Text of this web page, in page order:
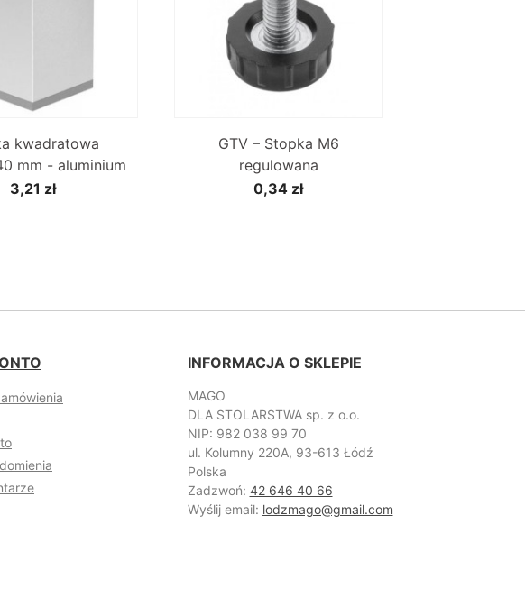
kwadratowa
mm - aluminium
3,21 zł
GTV – Stopka M6
regulowana
0,34 zł
INFORMACJA O SKLEPIE
MAGO
DLA STOLARSTWA sp. z o.o.
NIP: 982 038 99 70
ul. Kolumny 220A, 93-613 Łódź
Polska
Zadzwoń: 42 646 40 66
Wyślij email: lodzmago@gmail.com